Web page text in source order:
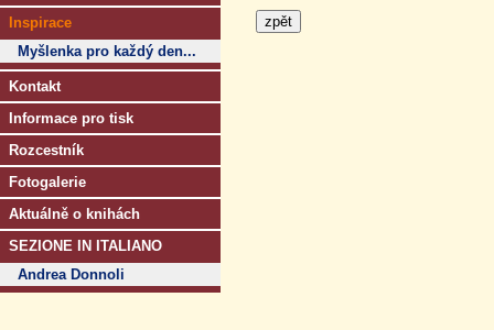
Inspirace
Myšlenka pro každý den...
Kontakt
Informace pro tisk
Rozcestník
Fotogalerie
Aktuálně o knihách
SEZIONE IN ITALIANO
Andrea Donnoli